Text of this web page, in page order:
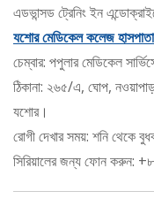
এডভান্সড ট্রেনিং ইন
যশোর মেডিকেল কলেজ
চেম্বার: পপুলার মেডিকেল
ঠিকানা: ২৬৫/এ, ঘোপ,
যশোর।
রোগী দেখার সময়: শনি থেকে
সিরিয়ালের জন্য ফোন করুন: